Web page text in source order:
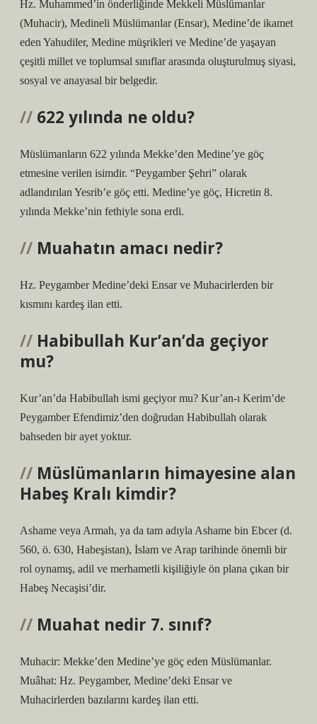
Hz. Muhammed’in önderliğinde Mekkeli Müslümanlar
(Muhacir), Medineli Müslümanlar (Ensar), Medine’de ikamet
eden Yahudiler, Medine müşrikleri ve Medine’de yaşayan
çeşitli millet ve toplumsal sınıflar arasında oluşturulmuş siyasi,
sosyal ve anayasal bir belgedir.
622 yılında ne oldu?
Müslümanların 622 yılında Mekke’den Medine’ye göç
etmesine verilen isimdir. “Peygamber Şehri” olarak
adlandırılan Yesrib’e göç etti. Medine’ye göç, Hicretin 8.
yılında Mekke’nin fethiyle sona erdi.
Muahatın amacı nedir?
Hz. Peygamber Medine’deki Ensar ve Muhacirlerden bir
kısmını kardeş ilan etti.
Habibullah Kur’an’da geçiyor
mu?
Kur’an’da Habibullah ismi geçiyor mu? Kur’an-ı Kerim’de
Peygamber Efendimiz’den doğrudan Habibullah olarak
bahseden bir ayet yoktur.
Müslümanların himayesine alan
Habeş Kralı kimdir?
Ashame veya Armah, ya da tam adıyla Ashame bin Ebcer (d.
560, ö. 630, Habeşistan), İslam ve Arap tarihinde önemli bir
rol oynamış, adil ve merhametli kişiliğiyle ön plana çıkan bir
Habeş Necaşisi’dir.
Muahat nedir 7. sınıf?
Muhacir: Mekke’den Medine’ye göç eden Müslümanlar.
Muâhat: Hz. Peygamber, Medine’deki Ensar ve
Muhacirlerden bazılarını kardeş ilan etti.